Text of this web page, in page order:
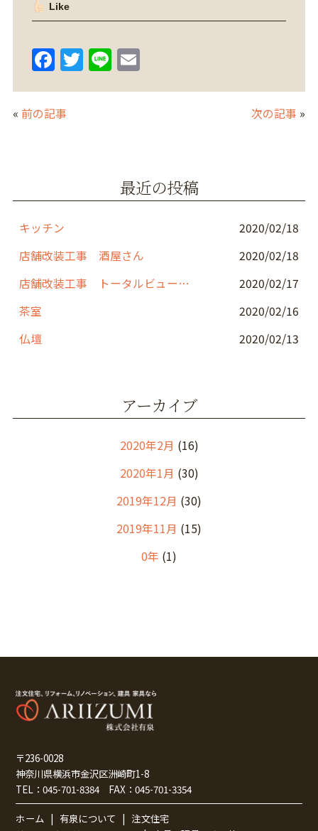
Like
F
a
c
e
o
k
T
w
Li
n
E
« 前の記事 次の記事 »
最近の投稿
キッチン
2020/02/18
店舗改装工事 酒屋さん
2020/02/18
店舗改装工事 トータルビューティーサロン
2020/02/17
茶室
2020/02/16
仏壇
2020/02/13
アーカイブ
2020年2月 (16)
2020年1月 (30)
2019年12月 (30)
2019年11月 (15)
0年 (1)
〒236-0028
神奈川県横浜市金沢区洲崎町1-8
TEL：045-701-8384 FAX：045-701-3354
ホーム 有泉について
注文住宅